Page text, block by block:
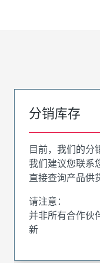
分销库存
目前，我们的分
我们建议您联系
直接查询产品供
请注意：
并非所有合作伙
新